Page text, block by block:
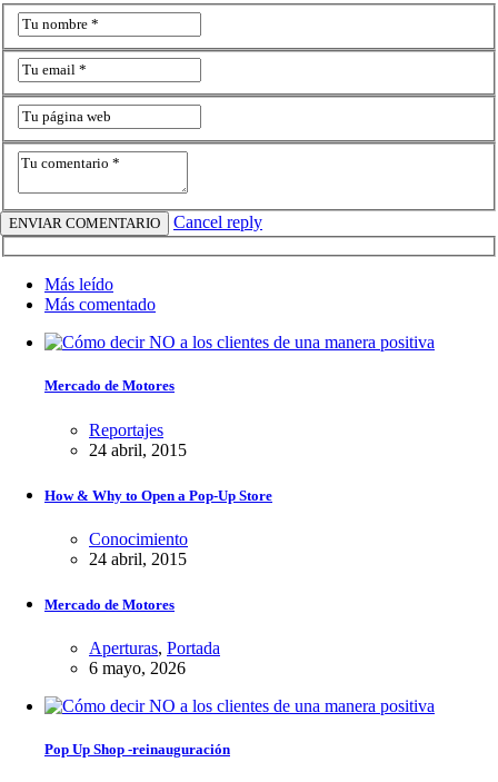
Cancel reply
Más leído
Más comentado
Mercado de Motores
Reportajes
24 abril, 2015
How & Why to Open a Pop-Up Store
Conocimiento
24 abril, 2015
Mercado de Motores
Aperturas, Portada
6 mayo, 2026
Pop Up Shop -reinauguración